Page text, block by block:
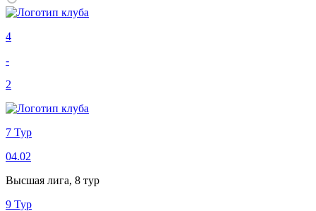
4
-
2
7 Тур
04.02
Высшая лига, 8 тур
9 Тур